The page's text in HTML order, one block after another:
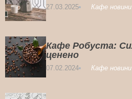
27.03.2025 Кафе новини
Кафе Робуста:
ценено
07.02.2024 Кафе новини